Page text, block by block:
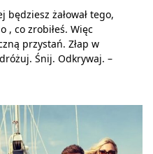
żałował tego,
, co zrobiłeś. Więc
przystań. Złap w
Śnij. Odkrywaj. –